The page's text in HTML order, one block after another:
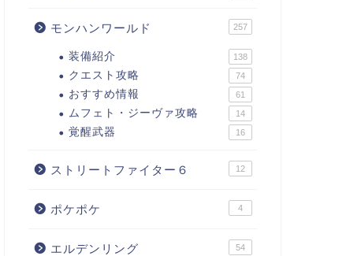
モンハンワールド 257
装備紹介 138
クエスト攻略 74
おすすめ情報 61
ムフェト・ジーヴァ攻略 14
覚醒武器 16
ストリートファイター６ 12
ポケポケ 4
エルデンリング 54